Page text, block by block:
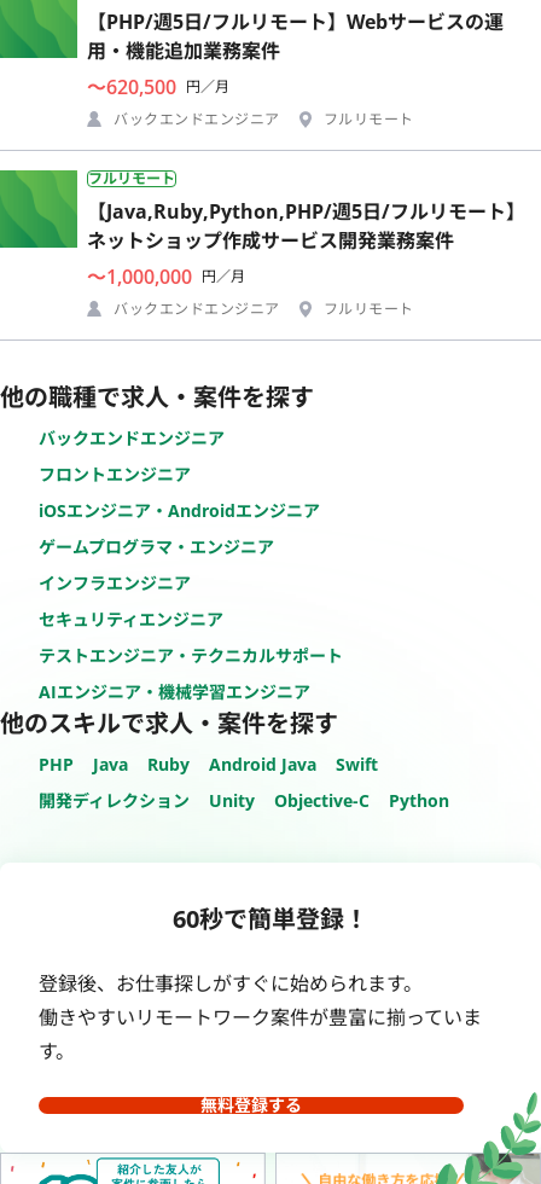
【PHP/週5日/フルリモート】Webサービスの運
用・機能追加業務案件
〜620,500 円／月
バックエンドエンジニア
フルリモート
フルリモート
【Java,Ruby,Python,PHP/週5日/フルリモート】
ネットショップ作成サービス開発業務案件
〜1,000,000 円／月
バックエンドエンジニア
フルリモート
他の職種で求人・案件を探す
バックエンドエンジニア
フロントエンジニア
iOSエンジニア・Androidエンジニア
ゲームプログラマ・エンジニア
インフラエンジニア
セキュリティエンジニア
テストエンジニア・テクニカルサポート
AIエンジニア・機械学習エンジニア
他のスキルで求人・案件を探す
PHP Java Ruby Android Java
Swift
開発ディレクション
Unity Objective-C Python
60秒で簡単登録！
登録後、お仕事探しがすぐに始められます。
働きやすいリモートワーク案件が豊富に揃っていま
す。
無料登録する